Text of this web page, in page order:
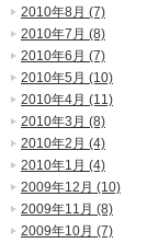
2010年8月 (7)
2010年7月 (8)
2010年6月 (7)
2010年5月 (10)
2010年4月 (11)
2010年3月 (8)
2010年2月 (4)
2010年1月 (4)
2009年12月 (10)
2009年11月 (8)
2009年10月 (7)